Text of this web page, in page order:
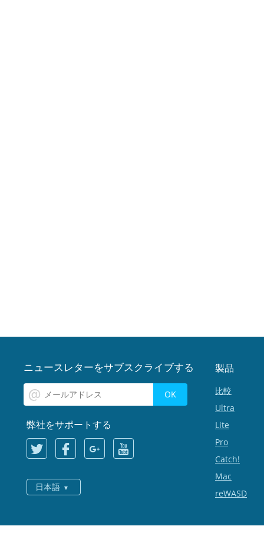
ニュースレターをサブスクライブする
弊社をサポートする
日本語
製品
比較
Ultra
Lite
Pro
Catch!
Mac
reWASD